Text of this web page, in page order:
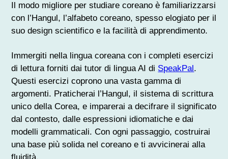
Il modo migliore per studiare coreano è familiarizzarsi
con l’Hangul, l’alfabeto coreano, spesso elogiato per il
suo design scientifico e la facilità di apprendimento.
Immergiti nella lingua coreana con i completi esercizi
di lettura forniti dai tutor di lingua AI di SpeakPal.
Questi esercizi coprono una vasta gamma di
argomenti. Praticherai l’Hangul, il sistema di scrittura
unico della Corea, e imparerai a decifrare il significato
dal contesto, dalle espressioni idiomatiche e dai
modelli grammaticali. Con ogni passaggio, costruirai
una base più solida nel coreano e ti avvicinerai alla